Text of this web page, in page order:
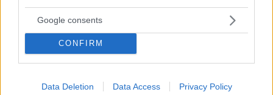
Google consents
CONFIRM
Data Deletion Data Access Privacy Policy